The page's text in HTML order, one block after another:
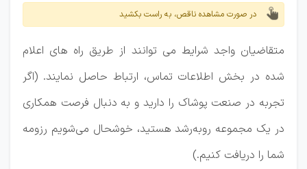
در صورت مشاهده ناقص، به راست بکشید
متقاضیان واجد شرایط می توانند از طریق راه های اعلام
شده در بخش اطلاعات تماس، ارتباط حاصل نمایند. (اگر
تجربه در صنعت پوشاک را دارید و به دنبال فرصت همکاری
در یک مجموعه رو‌به‌رشد هستید، خوشحال می‌شویم رزومه
شما را دریافت کنیم.)